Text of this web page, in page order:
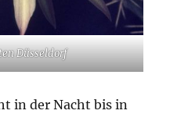
Düsseldorf
in der Nacht bis in